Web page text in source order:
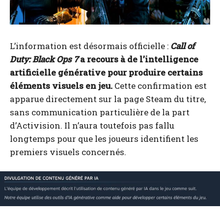
L’information est désormais officielle : Call of
Duty: Black Ops 7a recours à de l’intelligence
artificielle générative pour produire certains
éléments visuels en jeu. Cette confirmation est
apparue directement sur la page Steam du titre,
sans communication particulière de la part
d’Activision. Il n’aura toutefois pas fallu
longtemps pour que les joueurs identifient les
premiers visuels concernés.